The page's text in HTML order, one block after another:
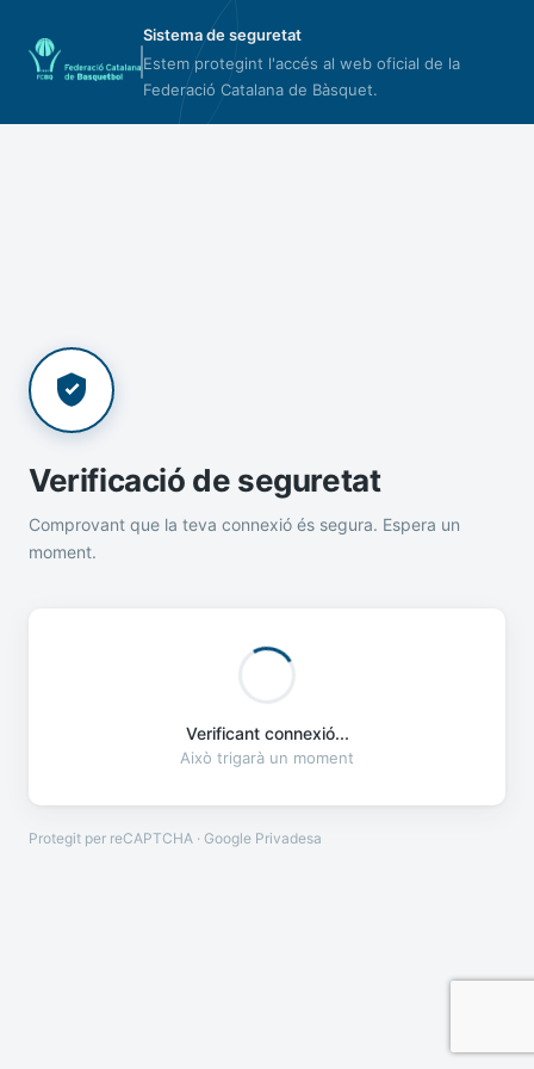
Sistema de seguretat
Estem protegint l'accés al web oficial de la
Federació Catalana de Bàsquet.
Verificació de seguretat
Comprovant que la teva connexió és segura. Espera un
moment.
Verificant connexió...
Això trigarà un moment
Protegit per reCAPTCHA · Google Privadesa